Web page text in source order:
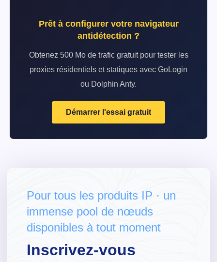
Prêt à configurer votre navigateur
antidétection ?
Obtenez 500 Mo de trafic gratuit pour tester les
proxies résidentiels et statiques avec GoLogin
ou Dolphin Anty.
Démarrer l'essai gratuit
Pour tous les produits IP · un
immense pool de nœuds
disponibles à tout moment
Inscrivez-vous